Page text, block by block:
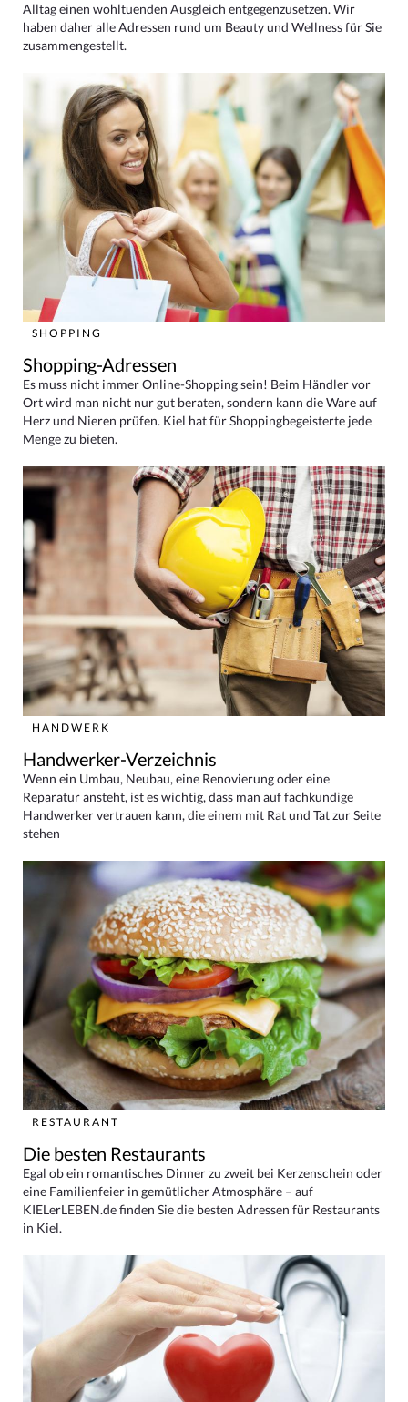
Alltag einen wohltuenden Ausgleich entgegenzusetzen. Wir
haben daher alle Adressen rund um Beauty und Wellness für Sie
zusammengestellt.
SHOPPING
Shopping-Adressen
Es muss nicht immer Online-Shopping sein! Beim Händler vor
Ort wird man nicht nur gut beraten, sondern kann die Ware auf
Herz und Nieren prüfen. Kiel hat für Shoppingbegeisterte jede
Menge zu bieten.
HANDWERK
Handwerker-Verzeichnis
Wenn ein Umbau, Neubau, eine Renovierung oder eine
Reparatur ansteht, ist es wichtig, dass man auf fachkundige
Handwerker vertrauen kann, die einem mit Rat und Tat zur Seite
stehen
RESTAURANT
Die besten Restaurants
Egal ob ein romantisches Dinner zu zweit bei Kerzenschein oder
eine Familienfeier in gemütlicher Atmosphäre – auf
KIELerLEBEN.de finden Sie die besten Adressen für Restaurants
in Kiel.